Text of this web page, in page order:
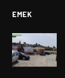
EMEK